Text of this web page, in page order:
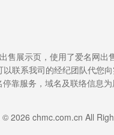
展示页，使用了爱名网出
联系我司的经纪团队代您
靠服务，域名及联络信息
2026 chmc.com.cn All